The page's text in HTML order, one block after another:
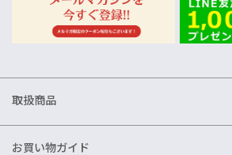
取扱商品
お買い物ガイド